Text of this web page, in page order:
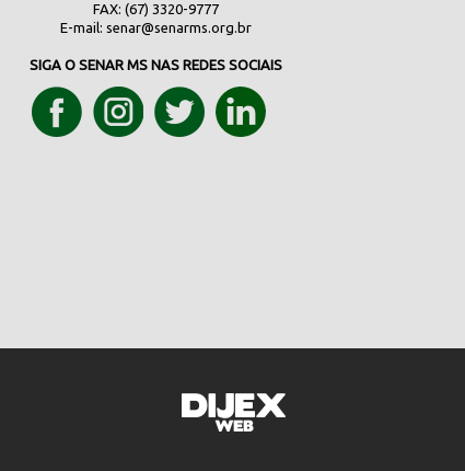
FAX: (67) 3320-9777
E-mail:senar@senarms.org.br
SIGA O SENAR MS NAS REDES SOCIAIS